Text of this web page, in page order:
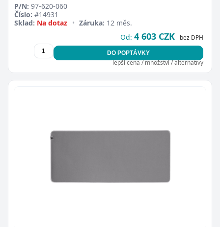
P/N: 97-620-060
Číslo: #14931
Sklad: Na dotaz • Záruka: 12 měs.
Od: 4 603 CZK bez DPH
DO POPTÁVKY
lepší cena / množství / alternativy